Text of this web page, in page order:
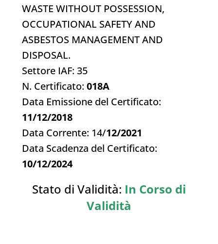
WASTE WITHOUT POSSESSION,
OCCUPATIONAL SAFETY AND
ASBESTOS MANAGEMENT AND
DISPOSAL.
Settore IAF: 35
N. Certificato: 018A
Data Emissione del Certificato:
11/12/2018
Data Corrente: 14/12/2021
Data Scadenza del Certificato:
10/12/2024
Stato di Validità: In Corso di
Validità